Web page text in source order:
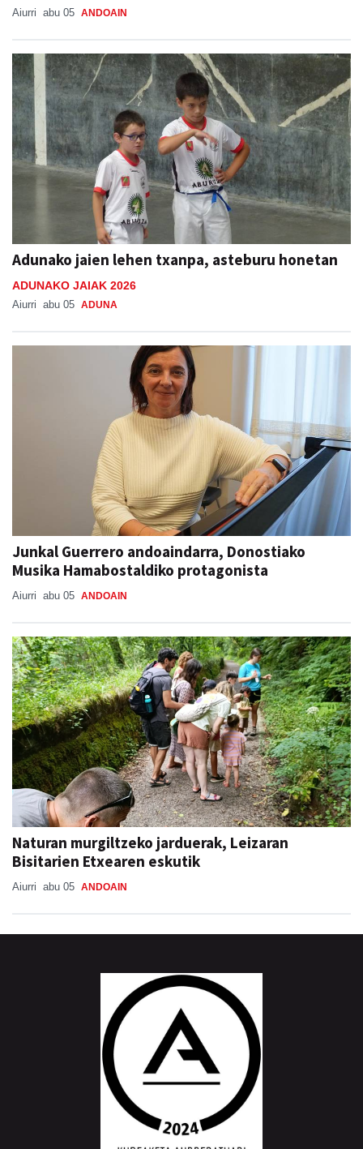
Aiurri abu 05 ANDOAIN
Adunako jaien lehen txanpa, asteburu honetan
ADUNAKO JAIAK 2026
Aiurri abu 05 ADUNA
Junkal Guerrero andoaindarra, Donostiako
Musika Hamabostaldiko protagonista
Aiurri abu 05 ANDOAIN
Naturan murgiltzeko jarduerak, Leizaran
Bisitarien Etxearen eskutik
Aiurri abu 05 ANDOAIN